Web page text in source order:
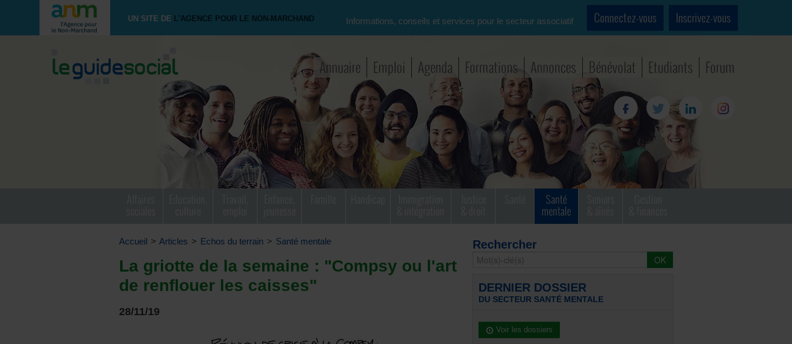
UN SITE DE L'AGENCE POUR LE NON-MARCHAND Informations, conseils et services pour le secteur associatif Connectez-vous Inscrivez-vous
Annuaire Emploi Agenda Formations Annonces Bénévolat Etudiants Forum
Santé
mentale
Accueil > Articles > Echos du terrain > Santé mentale
La griotte de la semaine : "Compsy ou l'art
de renflouer les caisses"
28/11/19
Rechercher
DERNIER DOSSIER
DU SECTEUR SANTÉ MENTALE
Voir les dossiers